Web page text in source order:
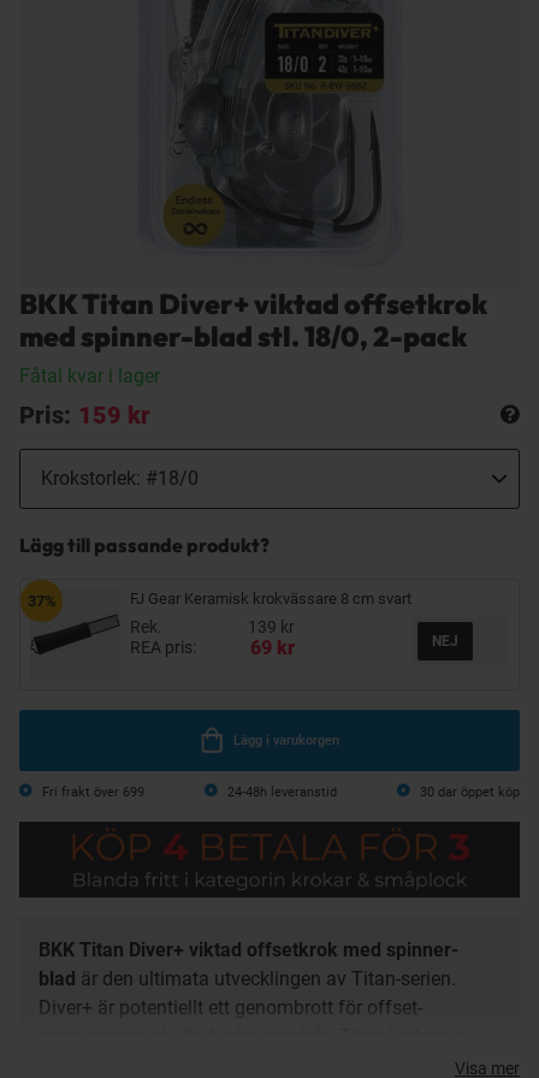
BKK Titan Diver+ viktad offsetkrok
med spinner-blad stl. 18/0, 2-pack
Fåtal kvar i lager
Pris: 159 kr
Lägg till passande produkt?
37% FJ Gear Keramisk krokvässare 8 cm svart
Rek.
139 kr
REA pris:
69 kr
Lägg i varukorgen
Fri frakt över 699 24-48h leveranstid 30 dar öppet köp
BKK Titan Diver+ viktad offsetkrok med spinner-
blad är den ultimata utvecklingen av Titan-serien.
Diver+ är potentiellt ett genombrott för offset-
med Super Slide-behandling, needle point, betesskruvVisa mer